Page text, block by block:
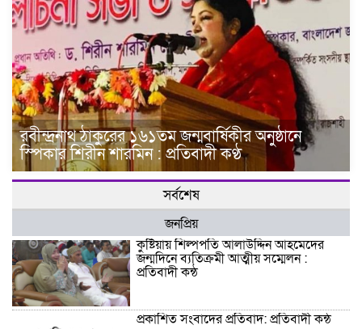
রবীন্দ্রনাথ ঠাকুরের ১৬১তম জন্মবার্ষিকীর অনুষ্ঠানে
স্পিকার শিরীন শারমিন : প্রতিবাদী কণ্ঠ
সর্বশেষ
জনপ্রিয়
কুষ্টিয়ায় শিল্পপতি আলাউদ্দিন আহমেদের
জন্মদিনে ব্যতিক্রমী আত্মীয় সম্মেলন :
প্রতিবাদী কন্ঠ
প্রকাশিত সংবাদের প্রতিবাদ: প্রতিবাদী কন্ঠ